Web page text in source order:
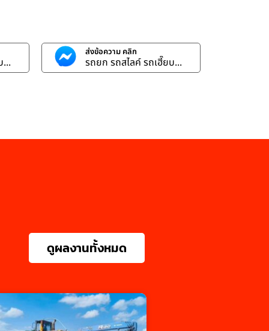
ส่งข้อความ คลิก
รถยก รถสไลค์ รถเฮี๊ยบ...
ดูผลงานทั้งหมด